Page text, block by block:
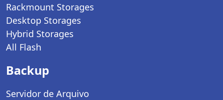
Rackmount Storages
Desktop Storages
Hybrid Storages
All Flash
Backup
Servidor de Arquivo